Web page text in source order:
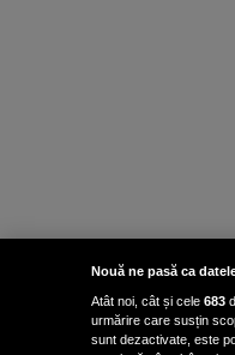
Nouă ne pasă ca
Atât noi, cât și cele 683
urmărire care susțin
sunt dezactivate, este